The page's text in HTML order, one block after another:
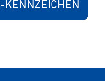
KENNZEICHEN